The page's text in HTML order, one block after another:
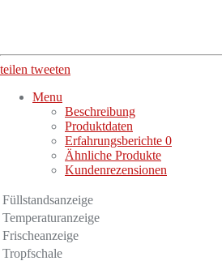
teilen tweeten
Menu
Beschreibung
Produktdaten
Erfahrungsberichte 0
Ähnliche Produkte
Kundenrezensionen
Füllstandsanzeige
Temperaturanzeige
Frischeanzeige
Tropfschale